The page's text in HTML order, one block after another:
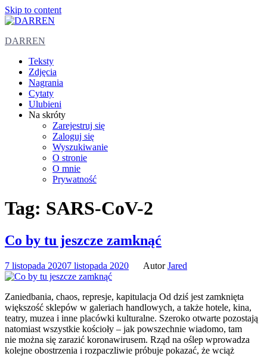
Skip to content
DARREN
Teksty
Zdjęcia
Nagrania
Cytaty
Ulubieni
Na skróty
Zarejestruj się
Zaloguj się
Wyszukiwanie
O stronie
O mnie
Prywatność
Tag: SARS-CoV-2
Co by tu jeszcze zamknąć
7 listopada 20207 listopada 2020 AutorJared
Zaniedbania, chaos, represje, kapitulacja Od dziś jest zamknięta
większość sklepów w galeriach handlowych, a także hotele, kina,
teatry, muzea i inne placówki kulturalne. Szeroko otwarte pozostają
natomiast wszystkie kościoły – jak powszechnie wiadomo, tam
nie można się zarazić koronawirusem. Rząd na oślep wprowadza
kolejne obostrzenia i rozpaczliwie próbuje pokazać, że wciąż